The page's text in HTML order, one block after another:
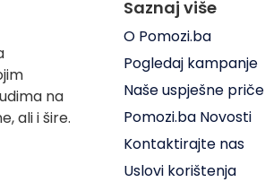
na
ali i šire.
Saznaj više
O Pomozi.ba
Pogledaj kampanje
Naše uspješne priče
Pomozi.ba Novosti
Kontaktirajte nas
Uslovi korištenja